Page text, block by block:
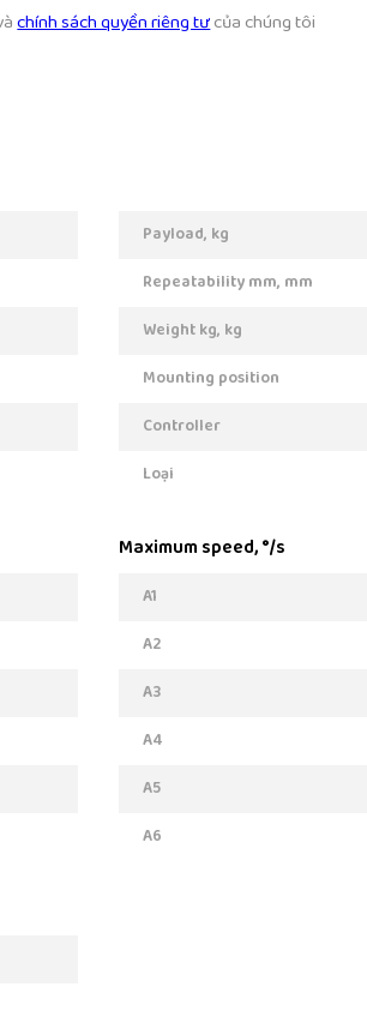
chính sách quyền riêng tưcủa chúng tôi
Payload, kg
Repeatability mm, mm
Weight kg, kg
Mounting position
Controller
Loại
Maximum speed, °/s
A1
A2
A3
A4
A5
A6